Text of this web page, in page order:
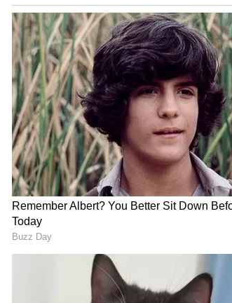
ಡಾ.ಸರಿನ್ ಹೇಳುವಂತೆ ಪ್ರತಿಯೊಬ್ಬರ ಮುಖದಲ್ಲಿ
ಒತ್ತಡ, ಕಡಿಮೆ ನಿದ್ದೆ ಸೇರಿದಂತೆ ಇತರ ಹಲವು
ಕಾರಣವಾಗುತ್ತವೆ. ಅಷ್ಟೇ ಅಲ್ಲ ಜೀವನಶೈಲಿ
ಇಂಥಹಾ ಮೊಡವೆಗಳಿಂದ ಪಾರಾಗಲು ಏನು
ಮುಖದಲ್ಲಿ ಹೆಚ್ಚು ಮೊಡವೆಗಳಾಗದಿರಲು ಮುಖವನ್ನು
(Makeup) ಮಾಡುವುದರಿಂದ ಮುಖದಲ್ಲಿ ಹೆಚ್ಚು
ಸ್ವಚ್ಛವಿಲ್ಲದ ನೀರಿನಲ್ಲಿ ಮುಖ ತೊಳೆಯುವುದರಿಂದ
ಯಾವಾಗಲೂ ಮುಖದ ಚರ್ಮದ ಬಗ್ಗೆ ಹೆಚ್ಚು ಕಾಳಜಿ
ದಿನವೊಂದಕ್ಕೆ 2ರಿಂದ ಮೂರು ಸಾರಿ ತಣ್ಣೀರಿನಿಂದ
ವಾಶ್, ಕ್ಲೆನ್ಸರ್‌ನಿಂದ ದಿನಕ್ಕೆ ಹಲವಾರು ಬಾರಿ
ಸ್ವಚ್ಛಗೊಂಡಂತೆ, ಚರ್ಮ ನುಣುಪಾದಂತೆ ಅನಿಸಿದರೂ
ಸಹಜವಾಗಿ ಎಣ್ಣೆ ಉತ್ಪಾದನೆಯಾಗುತ್ತದೆ, ಇದು
ಇರುವ ಎಣ್ಣೆಯಂಶವನ್ನು ತೊಡೆದು ಹಾಕಿ ಚರ್ಮವನ್ನು